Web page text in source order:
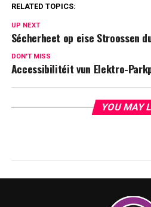
RELATED TOPICS:
UP NEXT
Sécherheet op eise Stroossen
DON'T MISS
Accessibilitéit vun Elektro-
YOU MAY